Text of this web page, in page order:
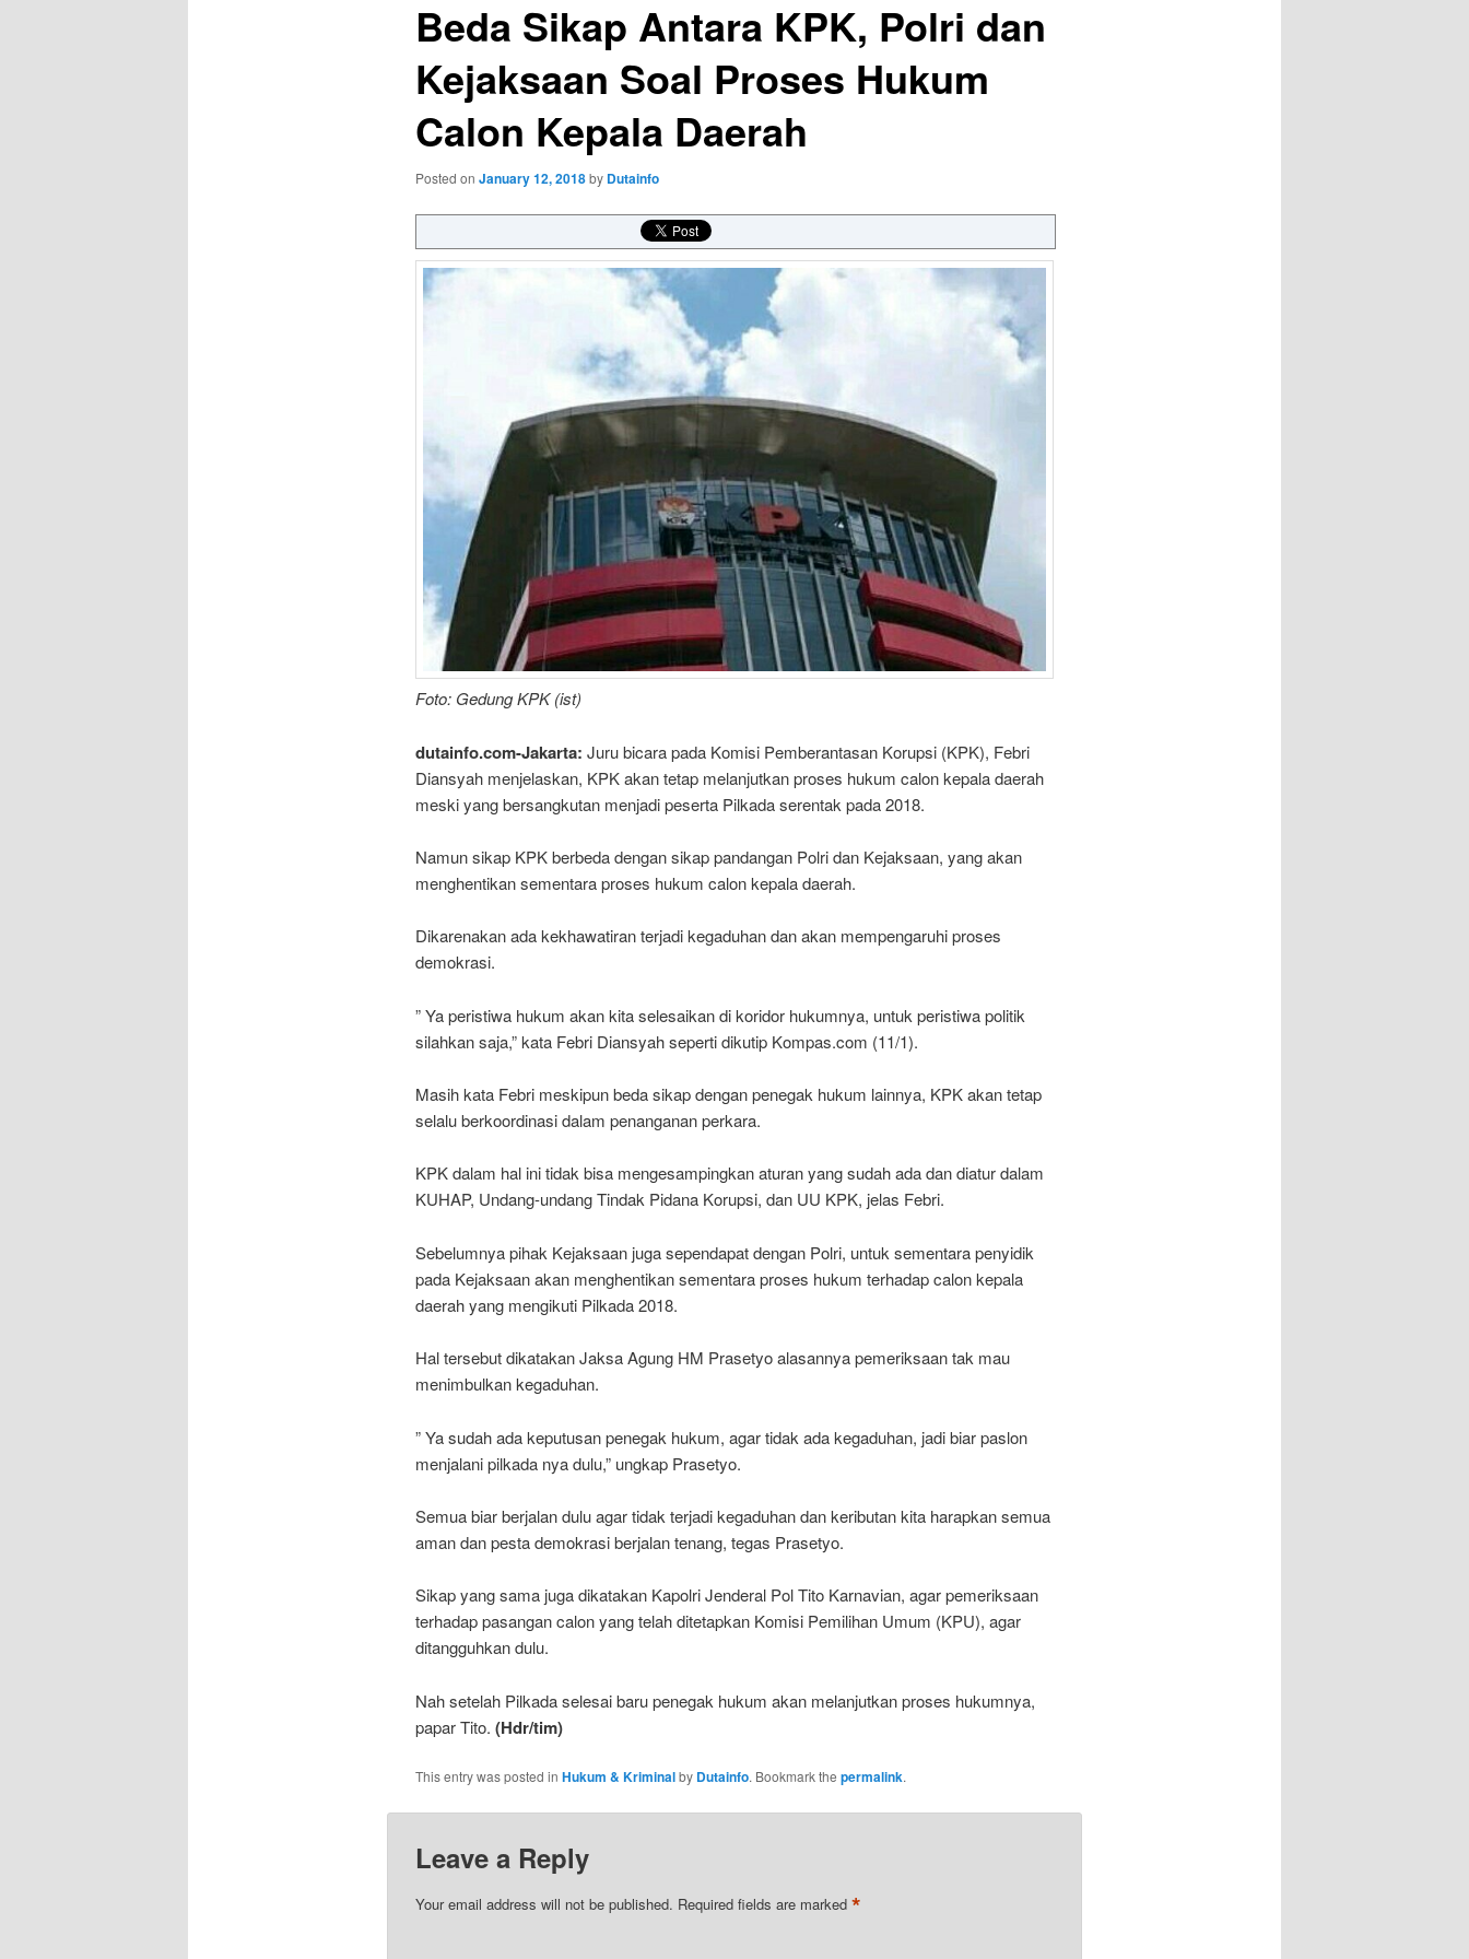
Beda Sikap Antara KPK, Polri dan
Kejaksaan Soal Proses Hukum
Calon Kepala Daerah
Posted on January 12, 2018by Dutainfo
Foto: Gedung KPK (ist)
dutainfo.com-Jakarta: Juru bicara pada Komisi Pemberantasan Korupsi (KPK), Febri
Diansyah menjelaskan, KPK akan tetap melanjutkan proses hukum calon kepala daerah
meski yang bersangkutan menjadi peserta Pilkada serentak pada 2018.
Namun sikap KPK berbeda dengan sikap pandangan Polri dan Kejaksaan, yang akan
menghentikan sementara proses hukum calon kepala daerah.
Dikarenakan ada kekhawatiran terjadi kegaduhan dan akan mempengaruhi proses
demokrasi.
” Ya peristiwa hukum akan kita selesaikan di koridor hukumnya, untuk peristiwa politik
silahkan saja,” kata Febri Diansyah seperti dikutip Kompas.com (11/1).
Masih kata Febri meskipun beda sikap dengan penegak hukum lainnya, KPK akan tetap
selalu berkoordinasi dalam penanganan perkara.
KPK dalam hal ini tidak bisa mengesampingkan aturan yang sudah ada dan diatur dalam
KUHAP, Undang-undang Tindak Pidana Korupsi, dan UU KPK, jelas Febri.
Sebelumnya pihak Kejaksaan juga sependapat dengan Polri, untuk sementara penyidik
pada Kejaksaan akan menghentikan sementara proses hukum terhadap calon kepala
daerah yang mengikuti Pilkada 2018.
Hal tersebut dikatakan Jaksa Agung HM Prasetyo alasannya pemeriksaan tak mau
menimbulkan kegaduhan.
” Ya sudah ada keputusan penegak hukum, agar tidak ada kegaduhan, jadi biar paslon
menjalani pilkada nya dulu,” ungkap Prasetyo.
Semua biar berjalan dulu agar tidak terjadi kegaduhan dan keributan kita harapkan semua
aman dan pesta demokrasi berjalan tenang, tegas Prasetyo.
Sikap yang sama juga dikatakan Kapolri Jenderal Pol Tito Karnavian, agar pemeriksaan
terhadap pasangan calon yang telah ditetapkan Komisi Pemilihan Umum (KPU), agar
ditangguhkan dulu.
Nah setelah Pilkada selesai baru penegak hukum akan melanjutkan proses hukumnya,
papar Tito. (Hdr/tim)
This entry was posted in Hukum & Kriminalby Dutainfo. Bookmark the permalink.
Leave a Reply
Your email address will not be published. Required fields are marked *